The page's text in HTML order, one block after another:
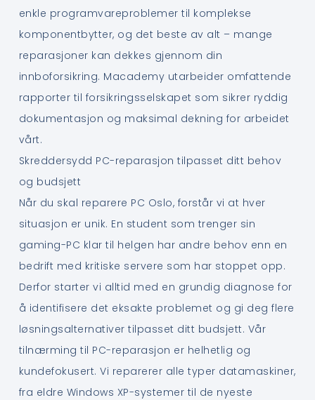
enkle programvareproblemer til komplekse
komponentbytter, og det beste av alt – mange
reparasjoner kan dekkes gjennom din
innboforsikring. Macademy utarbeider omfattende
rapporter til forsikringsselskapet som sikrer ryddig
dokumentasjon og maksimal dekning for arbeidet
vårt.
Skreddersydd PC-reparasjon tilpasset ditt behov
og budsjett
Når du skal reparere PC Oslo, forstår vi at hver
situasjon er unik. En student som trenger sin
gaming-PC klar til helgen har andre behov enn en
bedrift med kritiske servere som har stoppet opp.
Derfor starter vi alltid med en grundig diagnose for
å identifisere det eksakte problemet og gi deg flere
løsningsalternativer tilpasset ditt budsjett. Vår
tilnærming til PC-reparasjon er helhetlig og
kundefokusert. Vi reparerer alle typer datamaskiner,
fra eldre Windows XP-systemer til de nyeste